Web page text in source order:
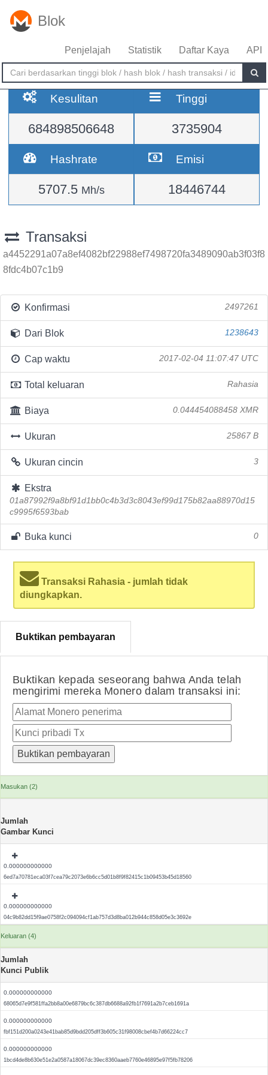
Blok
Penjelajah Statistik Daftar Kaya API
Kesulitan
684898506648
Tinggi
3735904
Hashrate
5707.5 Mh/s
Emisi
18446744
Transaksi
a4452291a07a8ef4082bf22988ef7498720fa3489090ab3f03f8
8fdc4b07c1b9
Konfirmasi 2497261
Dari Blok 1238643
Cap waktu 2017-02-04 11:07:47 UTC
Total keluaran Rahasia
Biaya 0.044454088458 XMR
Ukuran 25867 B
Ukuran cincin 3
Ekstra
01a87992f9a8bf91d1bb0c4b3d3c8043ef99d175b82aa88970d15
c9995f6593bab
Buka kunci 0
Transaksi Rahasia - jumlah tidak
diungkapkan.
Buktikan pembayaran
Buktikan kepada seseorang bahwa Anda telah
mengirimi mereka Monero dalam transaksi ini:
Masukan (2)
Jumlah
Gambar Kunci
0.000000000000
6ed7a70781eca03f7cea79c2073e6b6cc5d01b8f9f82415c1b09453b45d18560
0.000000000000
04c9b82dd15f9ae0758f2c094094cf1ab757d3d8ba012b944c858d05e3c3692e
Keluaran (4)
Jumlah
Kunci Publik
0.000000000000
68065d7e9f581ffa2bb8a00e6879bc6c387db6688a92fb1f7691a2b7ceb1691a
0.000000000000
fbf151d200a0243e41bab85d9bdd205dff3b605c31f98008cbef4b7d66224cc7
0.000000000000
1bcd4de8b630e51e2a0587a18067dc39ec8360aaeb7760e46895e97f5fb78206